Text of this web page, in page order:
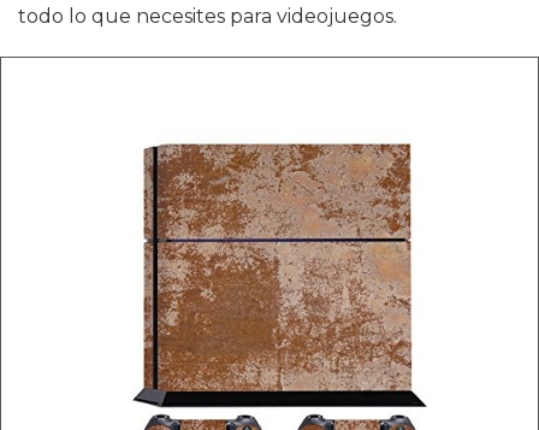
todo lo que necesites para videojuegos.